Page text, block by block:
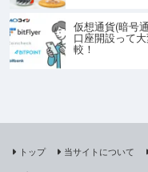
仮想通貨(暗号
口座開設って
較！
トップ 当サイトについて